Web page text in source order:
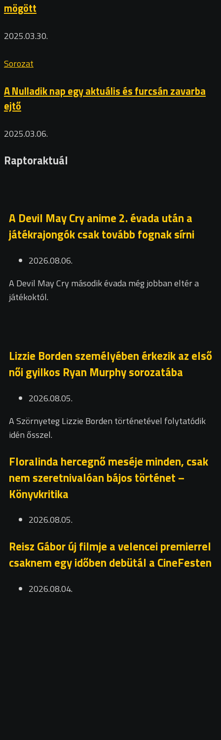
mögött
2025.03.30.
Sorozat
A Nulladik nap egy aktuális és furcsán zavarba
ejtő
2025.03.06.
Raptoraktuál
A Devil May Cry anime 2. évada után a
játékrajongók csak tovább fognak sírni
2026.08.06.
A Devil May Cry második évada még jobban eltér a
játékoktól.
Lizzie Borden személyében érkezik az első
női gyilkos Ryan Murphy sorozatába
2026.08.05.
A Szörnyeteg Lizzie Borden történetével folytatódik
idén ősszel.
Floralinda hercegnő meséje minden, csak
nem szeretnivalóan bájos történet –
Könyvkritika
2026.08.05.
Reisz Gábor új filmje a velencei premierrel
csaknem egy időben debütál a CineFesten
2026.08.04.